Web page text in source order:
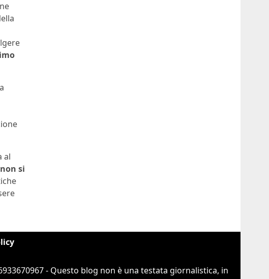
al
si
- Questo blog non è una testata giornalistica, in